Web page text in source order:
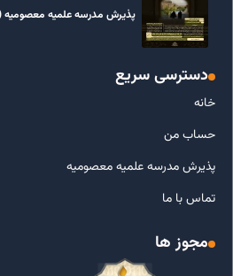
پذیرش مدرسه علمیه
دسترسی سریع
خانه
حساب من
پذیرش مدرسه علمیه معصومیه
تماس با ما
مجوز ها